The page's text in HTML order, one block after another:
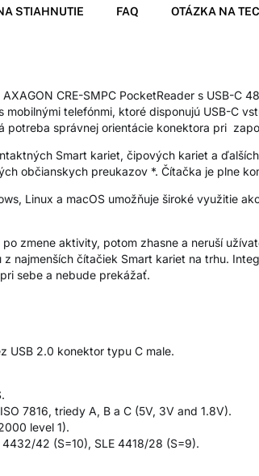
STIAHNUTIE FAQ OTÁZKA NA
CRE-SMPC PocketReader s USB-C
telefónmi, ktoré disponujú USB-C
správnej orientácie konektora pri
Smart kariet, čipových kariet a
občianskych preukazov *. Čítačka je plne
Linux a macOS umožňuje široké využitie
zmene aktivity, potom zhasne a neruší
najmenších čítačiek Smart kariet na trhu.
sebe a nebude prekážať.
USB 2.0 konektor typu C male.
7816, triedy A, B a C (5V, 3V and 1.8V).
level 1).
42 (S=10), SLE 4418/28 (S=9).